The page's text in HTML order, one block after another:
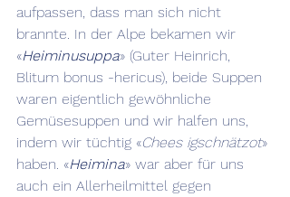
aufpassen, dass man sich nicht
brannte. In der Alpe bekamen wir
«Heiminusuppa» (Guter Heinrich,
Blitum bonus -hericus), beide Suppen
waren eigentlich gewöhnliche
Gemüsesuppen und wir halfen uns,
indem wir tüchtig «Chees igschnätzot»
haben. «Heimina» war aber für uns
auch ein Allerheilmittel gegen